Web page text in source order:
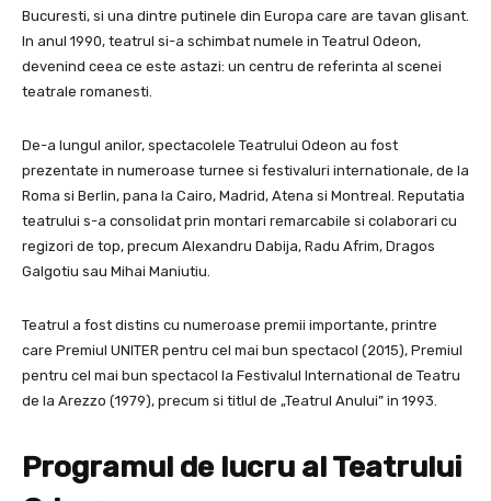
Bucuresti, si una dintre putinele din Europa care are tavan glisant.
In anul 1990, teatrul si-a schimbat numele in Teatrul Odeon,
devenind ceea ce este astazi: un centru de referinta al scenei
teatrale romanesti.
De-a lungul anilor, spectacolele Teatrului Odeon au fost
prezentate in numeroase turnee si festivaluri internationale, de la
Roma si Berlin, pana la Cairo, Madrid, Atena si Montreal. Reputatia
teatrului s-a consolidat prin montari remarcabile si colaborari cu
regizori de top, precum Alexandru Dabija, Radu Afrim, Dragos
Galgotiu sau Mihai Maniutiu.
Teatrul a fost distins cu numeroase premii importante, printre
care Premiul UNITER pentru cel mai bun spectacol (2015), Premiul
pentru cel mai bun spectacol la Festivalul International de Teatru
de la Arezzo (1979), precum si titlul de „Teatrul Anului” in 1993.
Programul de lucru al Teatrului